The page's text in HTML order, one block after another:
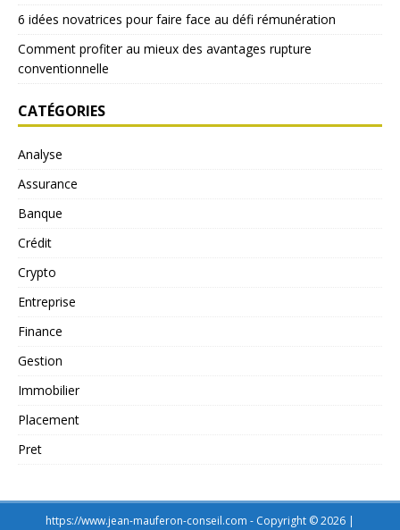
6 idées novatrices pour faire face au défi rémunération
Comment profiter au mieux des avantages rupture
conventionnelle
CATÉGORIES
Analyse
Assurance
Banque
Crédit
Crypto
Entreprise
Finance
Gestion
Immobilier
Placement
Pret
https://www.jean-mauferon-conseil.com - Copyright © 2026 |